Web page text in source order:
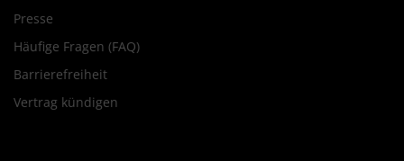
Presse
Häufige Fragen (FAQ)
Barrierefreiheit
Vertrag kündigen